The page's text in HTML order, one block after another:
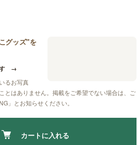
グッズ"を
→
るお写真
とはありません。掲載をご希望でない場合は、ご
」 とお知らせください。
カートに入れる